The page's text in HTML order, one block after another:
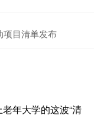
项目清单发布
年大学的这波“清